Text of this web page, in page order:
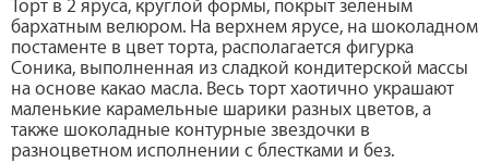
Торт в 2 яруса, круглой формы, покрыт зеленым
бархатным велюром. На верхнем ярусе, на шоколадном
постаменте в цвет торта, располагается фигурка
Соника, выполненная из сладкой кондитерской массы
на основе какао масла. Весь торт хаотично украшают
маленькие карамельные шарики разных цветов, а
также шоколадные контурные звездочки в
разноцветном исполнении с блестками и без.